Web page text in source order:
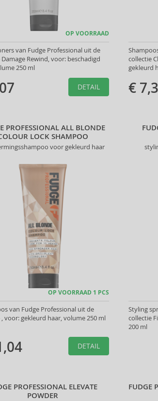
OP VOORRAAD
van Fudge Professional uit de
Rewind, voor: beschadigd
250 ml
DETAIL
collectie
gekleurd
€
PROFESSIONAL ALL BLONDE
LOCK SHAMPOO
voor gekleurd haar
OP VOORRAAD 1 PCS
van Fudge Professional uit de
voor: gekleurd haar, volume 250 ml
DETAIL
Styling
collectie
200 ml
PROFESSIONAL ELEVATE
POWDER
FUDGE